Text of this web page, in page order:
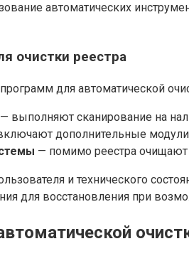
автоматических
очистки реестра
для автоматической
— выполняют сканирование на
дополнительные модули
— помимо реестра
и технического
для восстановления при